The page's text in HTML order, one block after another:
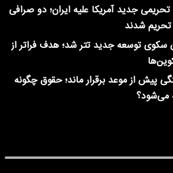
جدید آمریکا علیه ایران؛ دو صرافی
تحریم شدند
سکوی توسعه جدید تتر شد؛ هدف فراتر از
پیش از موعد برقرار ماند؛ حقوق چگونه
می‌شود؟